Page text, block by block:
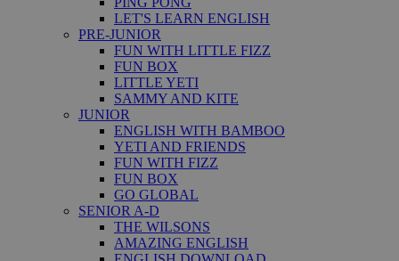
LET'S LEARN ENGLISH
PRE-JUNIOR
FUN WITH LITTLE FIZZ
FUN BOX
LITTLE YETI
SAMMY AND KITE
JUNIOR
ENGLISH WITH BAMBOO
YETI AND FRIENDS
FUN WITH FIZZ
FUN BOX
GO GLOBAL
SENIOR A-D
THE WILSONS
AMAZING ENGLISH